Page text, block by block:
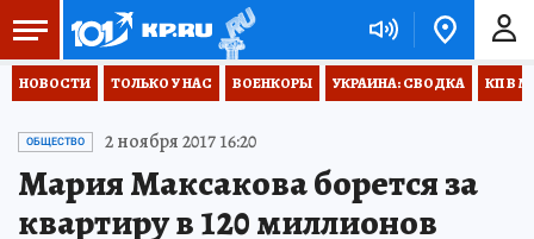
НОВОСТИ ТОЛЬКО У НАС ВОЕНКОРЫ УКРАИНА: СВОДКА КП В
ОБЩЕСТВО 2 ноября 2017 16:20
Мария Максакова борется за
квартиру в 120 миллионов